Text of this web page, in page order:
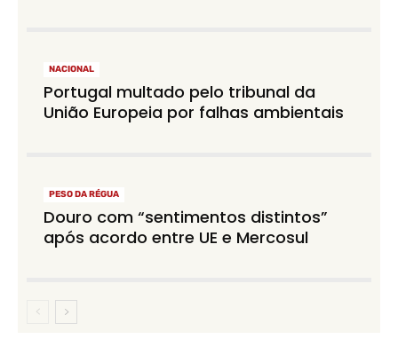
NACIONAL
Portugal multado pelo tribunal da
União Europeia por falhas ambientais
PESO DA RÉGUA
Douro com “sentimentos distintos”
após acordo entre UE e Mercosul